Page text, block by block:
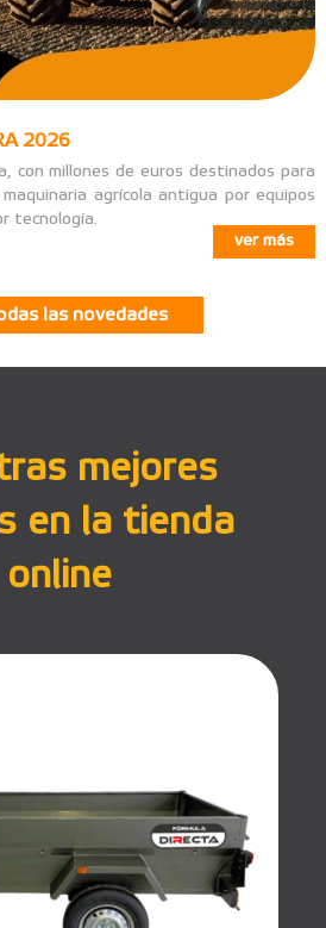
2026
con millones de euros destinados para
agrícola antigua por equipos
tecnología.
ver más
las novedades
mejores
en la tienda
online